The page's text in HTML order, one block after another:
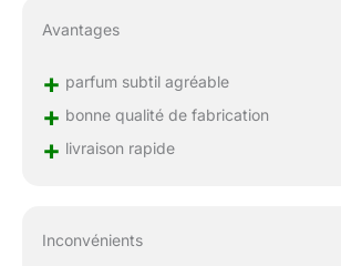
Avantages
+ parfum subtil agréable
+ bonne qualité de fabrication
+ livraison rapide
Inconvénients